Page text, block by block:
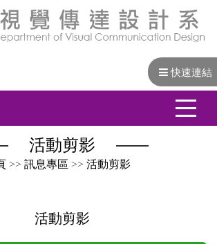
活動剪影
>> 訊息專區 >> 活動剪影
活動剪影
快速連結